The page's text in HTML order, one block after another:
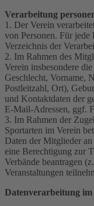
Verarbeitung
1. Der Verein
von Personen. Für
Verzeichnis der
2. Im Rahmen des
Verein insbesondere
Geschlecht, Vorname,
Postleitzahl, Ort),
und Kontaktdaten der
E-Mail-Adressen, ggf.
3. Im Rahmen der
Sportarten im Verein
Daten der Mitglieder
eine Berechtigung zur
Verbände beantragen
Veranstaltungen
Datenverarbeitung